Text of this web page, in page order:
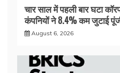
चार साल में पहली बार घटा
कंपनियों ने 8.4% कम जुटाई
August 6, 2026